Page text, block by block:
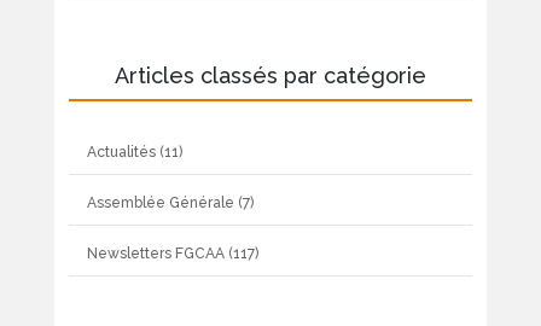
Articles classés par catégorie
Actualités(11)
Assemblée Générale (7)
Newsletters FGCAA(117)